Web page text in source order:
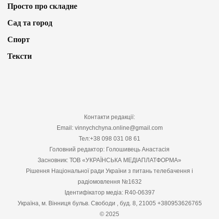
Просто про складне
Сад та город
Спорт
Тексти
Контакти редакції:
Email: vinnychchyna.online@gmail.com
Тел:+38 098 031 08 61
Головний редактор: Голошивець Анастасія
Засновник: ТОВ «УКРАЇНСЬКА МЕДІАПЛАТФОРМА»
Рішення Національної ради України з питань телебачення і
радіомовлення №1632
Ідентифікатор медіа: R40-06397
Україна, м. Вінниця бульв. Свободи , буд. 8, 21005 +380953626765
© 2025